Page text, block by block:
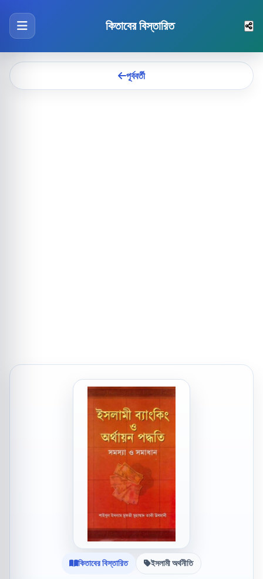
কিতাবের বিস্তারিত
পূর্ববর্তী
কিতাবের বিস্তারিত ইসলামী অর্থনীতি